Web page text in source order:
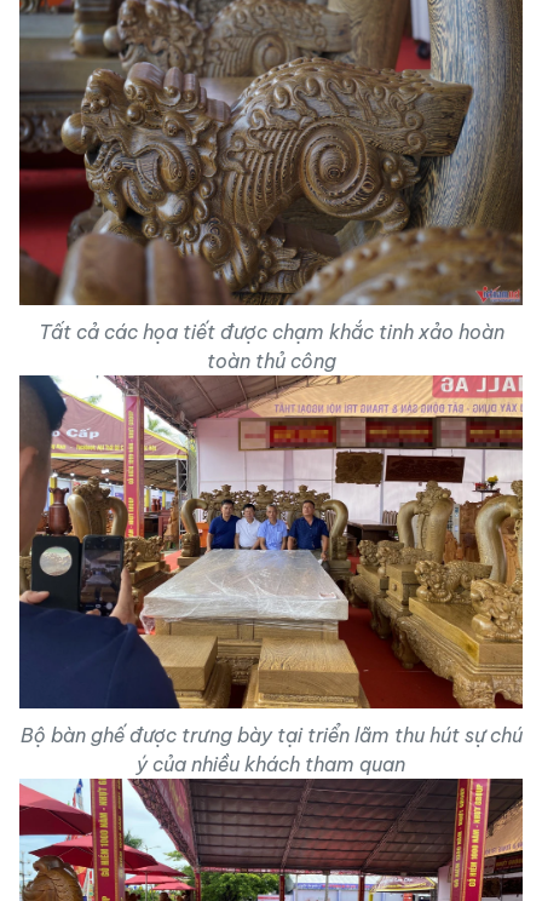
Tất cả các họa tiết được chạm khắc tinh xảo hoàn
toàn thủ công
Bộ bàn ghế được trưng bày tại triển lãm thu hút sự chú
ý của nhiều khách tham quan